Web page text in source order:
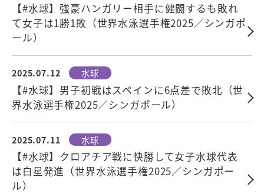
【#水球】強豪ハンガリー相手に健闘するも敗れ
て女子は1勝1敗（世界水泳選手権2025／シンガポ
ール）
2025.07.12 水球
【#水球】男子初戦はスペインに6点差で敗北（世
界水泳選手権2025／シンガポール）
2025.07.11 水球
【#水球】クロアチア戦に快勝して女子水球代表
は白星発進（世界水泳選手権2025／シンガポー
ル）